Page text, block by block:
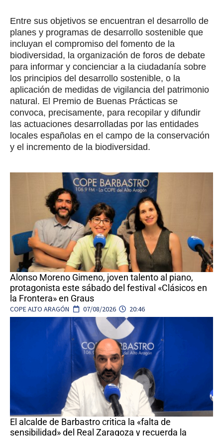
Entre sus objetivos se encuentran el desarrollo de
planes y programas de desarrollo sostenible que
incluyan el compromiso del fomento de la
biodiversidad, la organización de foros de debate
para informar y concienciar a la ciudadanía sobre
los principios del desarrollo sostenible, o la
aplicación de medidas de vigilancia del patrimonio
natural. El Premio de Buenas Prácticas se
convoca, precisamente, para recopilar y difundir
las actuaciones desarrolladas por las entidades
locales españolas en el campo de la conservación
y el incremento de la biodiversidad.
Alonso Moreno Gimeno, joven talento al piano,
protagonista este sábado del festival «Clásicos en
la Frontera» en Graus
COPE ALTO ARAGÓN 07/08/2026 20:46
El alcalde de Barbastro critica la «falta de
sensibilidad» del Real Zaragoza y recuerda la